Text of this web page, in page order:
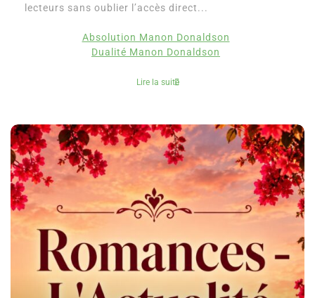
lecteurs sans oublier l’accès direct...
Absolution Manon Donaldson
Dualité Manon Donaldson
Lire la suite